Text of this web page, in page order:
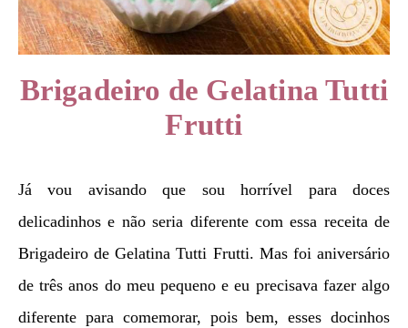
Brigadeiro de Gelatina Tutti
Frutti
Já vou avisando que sou horrível para doces
delicadinhos e não seria diferente com essa receita de
Brigadeiro de Gelatina Tutti Frutti. Mas foi aniversário
de três anos do meu pequeno e eu precisava fazer algo
diferente para comemorar, pois bem, esses docinhos